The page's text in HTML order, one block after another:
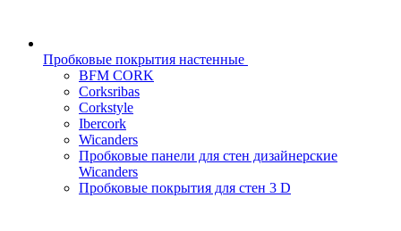
Пробковые покрытия настенные
BFM CORK
Corksribas
Corkstyle
Ibercork
Wicanders
Пробковые панели для стен дизайнерские
Wicanders
Пробковые покрытия для стен 3 D